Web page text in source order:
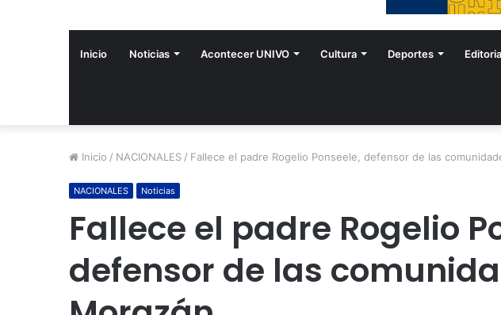
Inicio Noticias Acontecer UNIVO Cultura Deportes
Inicio / NACIONALES / Fallece el padre Rogelio Ponseele, defensor de las
NACIONALES Noticias
Fallece el padre Rogelio
defensor de las